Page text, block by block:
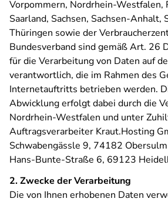
Vorpommern, Nordrhein-Westfalen,
Saarland, Sachsen, Sachsen-
Thüringen sowie der
Bundesverband sind gemäß Art. 26
für die Verarbeitung von Daten auf
verantwortlich, die im Rahmen des
Internetauftritts betrieben werden.
Abwicklung erfolgt dabei durch die
Nordrhein-Westfalen und unter
Auftragsverarbeiter Kraut.Hosting
Schwabengässle 9, 74182
Hans-Bunte-Straße 6, 69123
2. Zwecke der Verarbeitung
Die von Ihnen erhobenen Daten